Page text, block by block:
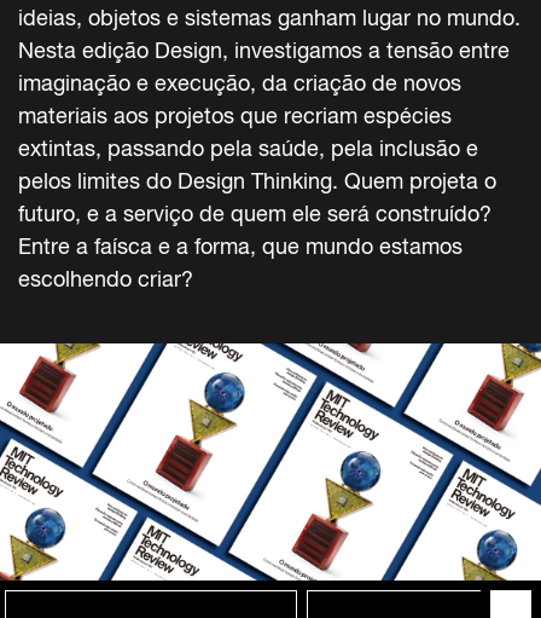
ideias, objetos e sistemas ganham lugar no mundo.
Nesta edição Design, investigamos a tensão entre
imaginação e execução, da criação de novos
materiais aos projetos que recriam espécies
extintas, passando pela saúde, pela inclusão e
pelos limites do Design Thinking. Quem projeta o
futuro, e a serviço de quem ele será construído?
Entre a faísca e a forma, que mundo estamos
escolhendo criar?